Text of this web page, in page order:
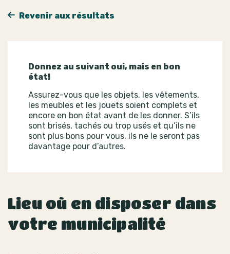
Revenir aux résultats
Donnez au suivant oui, mais en bon
état!
Assurez-vous que les objets, les vêtements,
les meubles et les jouets soient complets et
encore en bon état avant de les donner. S’ils
sont brisés, tachés ou trop usés et qu’ils ne
sont plus bons pour vous, ils ne le seront pas
davantage pour d’autres.
Lieu où en disposer dans
votre municipalité